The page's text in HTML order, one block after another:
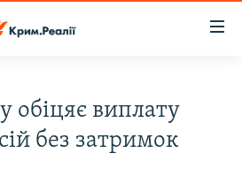
обіцяє виплату
без затримок